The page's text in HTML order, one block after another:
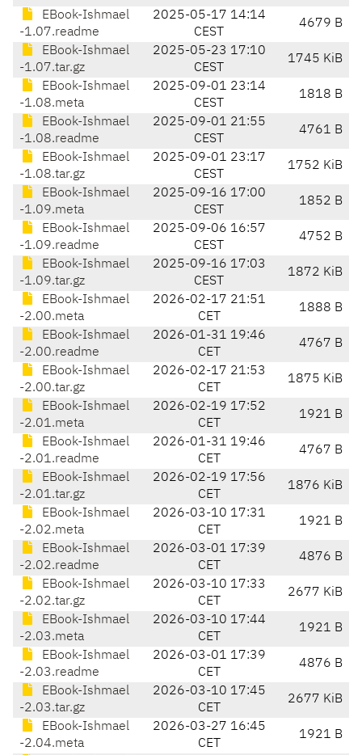
EBook-Ishmael
-1.07.readme
2025-05-17 14:14
CEST
4679 B
EBook-Ishmael
-1.07.tar.gz
2025-05-23 17:10
CEST
1745 KiB
EBook-Ishmael
-1.08.meta
2025-09-01 23:14
CEST
1818 B
EBook-Ishmael
-1.08.readme
2025-09-01 21:55
CEST
4761 B
EBook-Ishmael
-1.08.tar.gz
2025-09-01 23:17
CEST
1752 KiB
EBook-Ishmael
-1.09.meta
2025-09-16 17:00
CEST
1852 B
EBook-Ishmael
-1.09.readme
2025-09-06 16:57
CEST
4752 B
EBook-Ishmael
-1.09.tar.gz
2025-09-16 17:03
CEST
1872 KiB
EBook-Ishmael
-2.00.meta
2026-02-17 21:51
CET
1888 B
EBook-Ishmael
-2.00.readme
2026-01-31 19:46
CET
4767 B
EBook-Ishmael
-2.00.tar.gz
2026-02-17 21:53
CET
1875 KiB
EBook-Ishmael
-2.01.meta
2026-02-19 17:52
CET
1921 B
EBook-Ishmael
-2.01.readme
2026-01-31 19:46
CET
4767 B
EBook-Ishmael
-2.01.tar.gz
2026-02-19 17:56
CET
1876 KiB
EBook-Ishmael
-2.02.meta
2026-03-10 17:31
CET
1921 B
EBook-Ishmael
-2.02.readme
2026-03-01 17:39
CET
4876 B
EBook-Ishmael
-2.02.tar.gz
2026-03-10 17:33
CET
2677 KiB
EBook-Ishmael
-2.03.meta
2026-03-10 17:44
CET
1921 B
EBook-Ishmael
-2.03.readme
2026-03-01 17:39
CET
4876 B
EBook-Ishmael
-2.03.tar.gz
2026-03-10 17:45
CET
2677 KiB
EBook-Ishmael
-2.04.meta
2026-03-27 16:45
CET
1921 B